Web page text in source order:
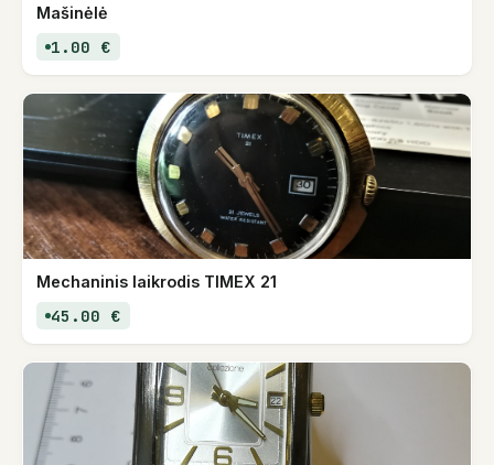
Mašinėlė
1.00 €
Mechaninis laikrodis TIMEX 21
45.00 €